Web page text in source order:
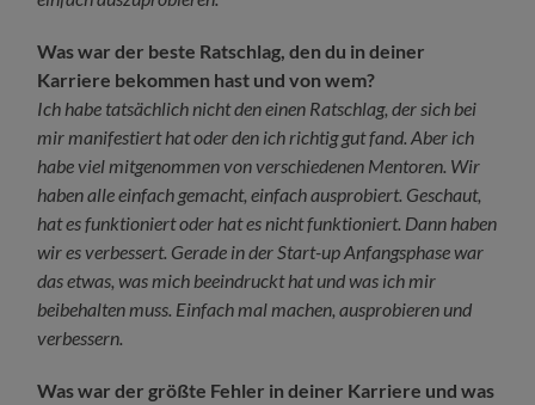
Was war der beste Ratschlag, den du in deiner
Karriere bekommen hast und von wem?
Ich habe tatsächlich nicht den einen Ratschlag, der sich bei
mir manifestiert hat oder den ich richtig gut fand. Aber ich
habe viel mitgenommen von verschiedenen Mentoren. Wir
haben alle einfach gemacht, einfach ausprobiert. Geschaut,
hat es funktioniert oder hat es nicht funktioniert. Dann haben
wir es verbessert. Gerade in der Start-up Anfangsphase war
das etwas, was mich beeindruckt hat und was ich mir
beibehalten muss. Einfach mal machen, ausprobieren und
verbessern.
Was war der größte Fehler in deiner Karriere und was